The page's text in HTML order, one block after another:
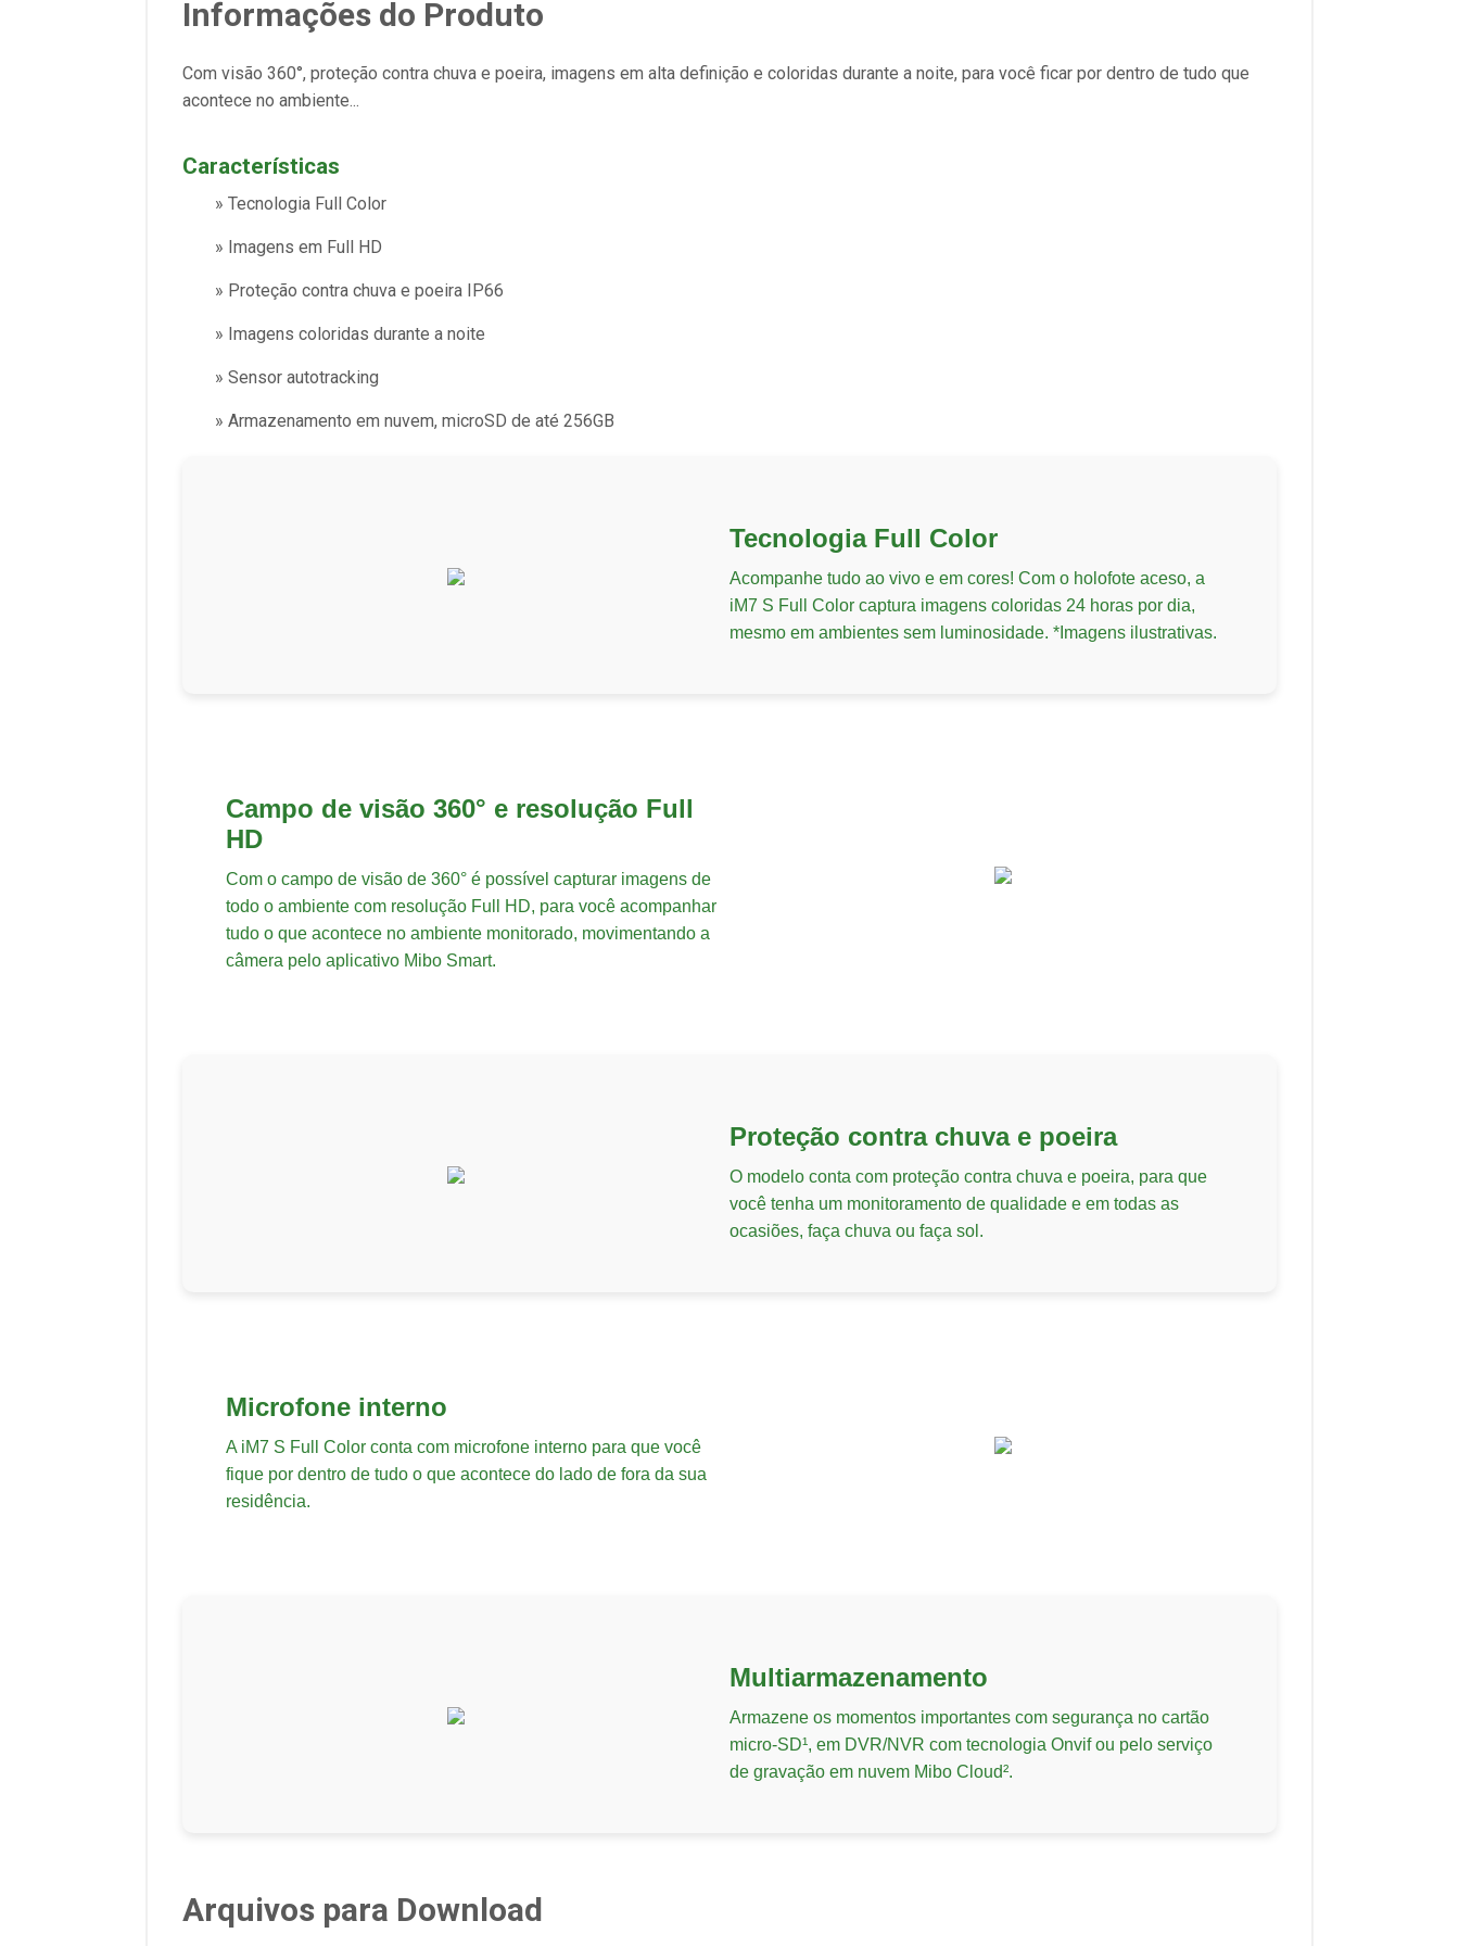
Informações do Produto
Com visão 360°, proteção contra chuva e poeira, imagens em alta definição e coloridas durante a noite, para você ficar por dentro de tudo que
acontece no ambiente...
Características
» Tecnologia Full Color
» Imagens em Full HD
» Proteção contra chuva e poeira IP66
» Imagens coloridas durante a noite
» Sensor autotracking
» Armazenamento em nuvem, microSD de até 256GB
Tecnologia Full Color
Acompanhe tudo ao vivo e em cores! Com o holofote aceso, a
iM7 S Full Color captura imagens coloridas 24 horas por dia,
mesmo em ambientes sem luminosidade. *Imagens ilustrativas.
Campo de visão 360° e resolução Full
HD
Com o campo de visão de 360° é possível capturar imagens de
todo o ambiente com resolução Full HD, para você acompanhar
tudo o que acontece no ambiente monitorado, movimentando a
câmera pelo aplicativo Mibo Smart.
Proteção contra chuva e poeira
O modelo conta com proteção contra chuva e poeira, para que
você tenha um monitoramento de qualidade e em todas as
ocasiões, faça chuva ou faça sol.
Microfone interno
A iM7 S Full Color conta com microfone interno para que você
fique por dentro de tudo o que acontece do lado de fora da sua
residência.
Multiarmazenamento
Armazene os momentos importantes com segurança no cartão
micro-SD¹, em DVR/NVR com tecnologia Onvif ou pelo serviço
de gravação em nuvem Mibo Cloud².
Arquivos para Download